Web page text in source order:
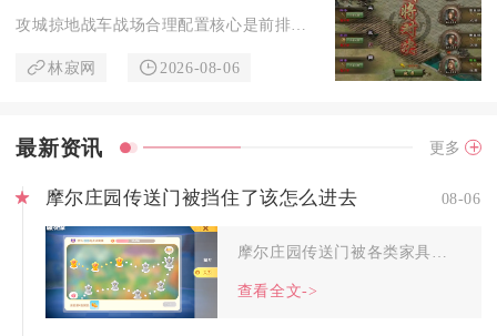
林寂网 2026-08-06
最新资讯 更多
摩尔庄园传送门被挡住了该怎么进去 08-06
查看全文->